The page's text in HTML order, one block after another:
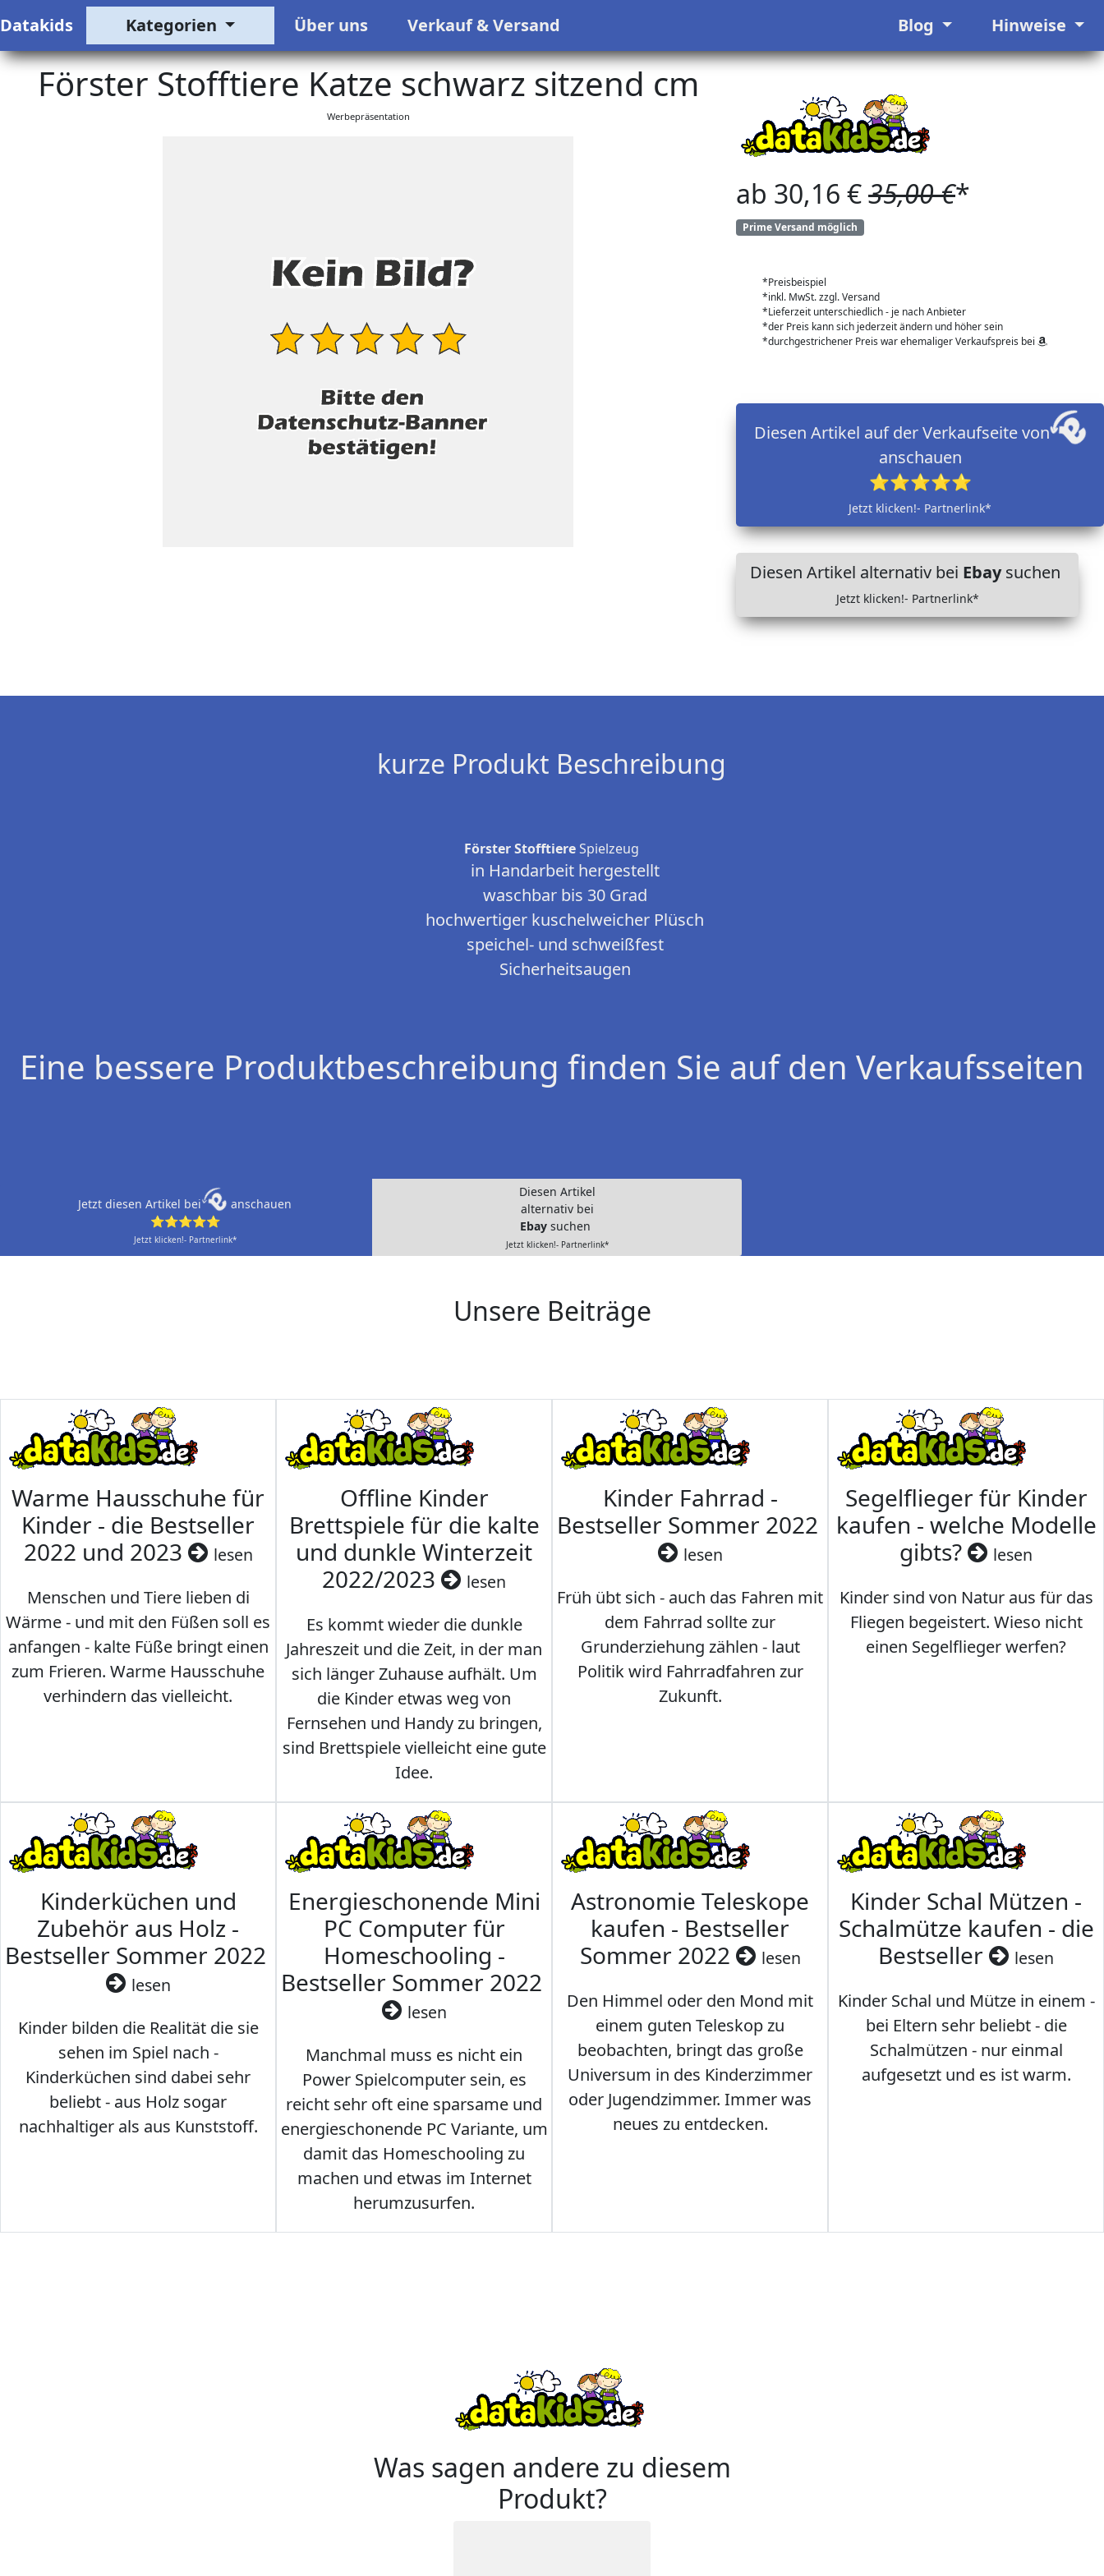
Datakids Kategorien Über uns Verkauf & Versand Blog Hinweise
Förster Stofftiere Katze schwarz sitzend cm
Werbepräsentation
ab 30,16 €35,00 €*
Prime Versand möglich
*Preisbeispiel
*inkl. MwSt. zzgl. Versand
*Lieferzeit unterschiedlich - je nach Anbieter
*der Preis kann sich jederzeit ändern und höher sein
*durchgestrichener Preis war ehemaliger Verkaufspreis bei
Diesen Artikel auf der Verkaufseite von
anschauen
⭐⭐⭐⭐⭐
Jetzt klicken!- Partnerlink*
Diesen Artikel alternativ bei Ebaysuchen
Jetzt klicken!- Partnerlink*
kurze Produkt Beschreibung
Förster StofftiereSpielzeug
in Handarbeit hergestellt
waschbar bis 30 Grad
hochwertiger kuschelweicher Plüsch
speichel- und schweißfest
Sicherheitsaugen
Eine bessere Produktbeschreibung finden Sie auf den Verkaufsseiten
Jetzt diesen Artikel bei
anschauen
⭐⭐⭐⭐⭐
Jetzt klicken!- Partnerlink*
Diesen Artikel
alternativ bei
Ebay suchen
Jetzt klicken!- Partnerlink*
Unsere Beiträge
Warme Hausschuhe für
Kinder - die Bestseller
2022 und 2023
lesen
Menschen und Tiere lieben di
Wärme - und mit den Füßen soll es
anfangen - kalte Füße bringt einen
zum Frieren. Warme Hausschuhe
verhindern das vielleicht.
Offline Kinder
Brettspiele für die kalte
und dunkle Winterzeit
2022/2023
lesen
Es kommt wieder die dunkle
Jahreszeit und die Zeit, in der man
sich länger Zuhause aufhält. Um
die Kinder etwas weg von
Fernsehen und Handy zu bringen,
sind Brettspiele vielleicht eine gute
Idee.
Kinder Fahrrad -
Bestseller Sommer 2022
lesen
Früh übt sich - auch das Fahren mit
dem Fahrrad sollte zur
Grunderziehung zählen - laut
Politik wird Fahrradfahren zur
Zukunft.
Segelflieger für Kinder
kaufen - welche Modelle
gibts?
lesen
Kinder sind von Natur aus für das
Fliegen begeistert. Wieso nicht
einen Segelflieger werfen?
Kinderküchen und
Zubehör aus Holz -
Bestseller Sommer 2022
lesen
Kinder bilden die Realität die sie
sehen im Spiel nach -
Kinderküchen sind dabei sehr
beliebt - aus Holz sogar
nachhaltiger als aus Kunststoff.
Energieschonende Mini
PC Computer für
Homeschooling -
Bestseller Sommer 2022
lesen
Manchmal muss es nicht ein
Power Spielcomputer sein, es
reicht sehr oft eine sparsame und
energieschonende PC Variante, um
damit das Homeschooling zu
machen und etwas im Internet
herumzusurfen.
Astronomie Teleskope
kaufen - Bestseller
Sommer 2022
lesen
Den Himmel oder den Mond mit
einem guten Teleskop zu
beobachten, bringt das große
Universum in des Kinderzimmer
oder Jugendzimmer. Immer was
neues zu entdecken.
Kinder Schal Mützen -
Schalmütze kaufen - die
Bestseller
lesen
Kinder Schal und Mütze in einem -
bei Eltern sehr beliebt - die
Schalmützen - nur einmal
aufgesetzt und es ist warm.
Was sagen andere zu diesem
Produkt?